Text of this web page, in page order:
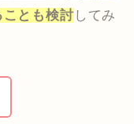
とも検討 してみ